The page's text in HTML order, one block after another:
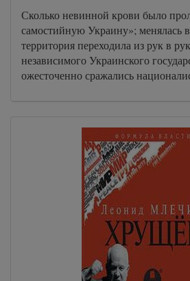
Сколько невинной крови было
самостийную Украину»; менялась
территория переходила из рук в
независимого Украинского
ожесточенно сражались